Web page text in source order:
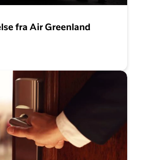
fra Air Greenland